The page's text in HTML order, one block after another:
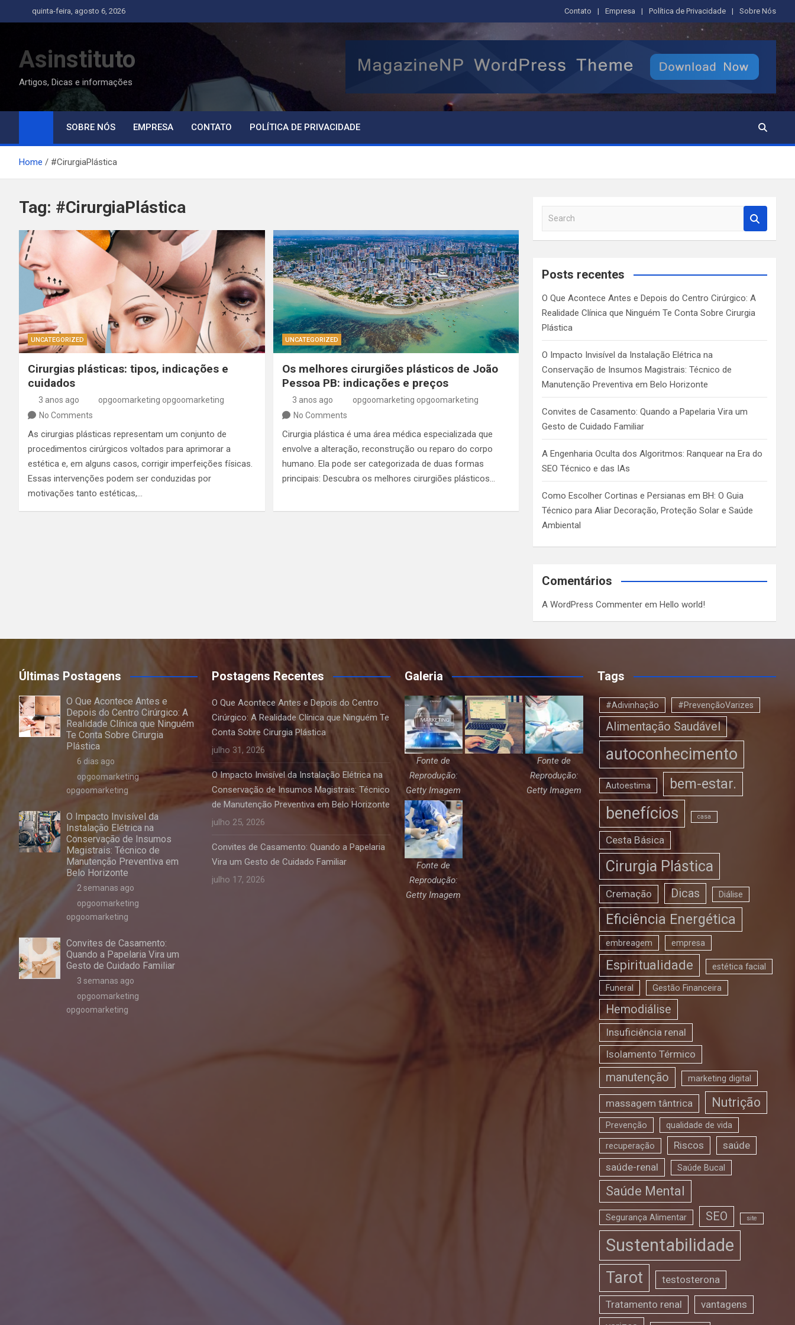
to
quinta-feira, agosto 6, 2026 Contato Empresa Política de Privacidade Sobre Nós
Asinstituto
Artigos, Dicas e informações
SOBRE NÓS EMPRESA CONTATO POLÍTICA DE PRIVACIDADE
Home #CirurgiaPlástica
Tag: #CirurgiaPlástica
UNCATEGORIZED
Cirurgias plásticas: tipos, indicações e
cuidados
3 anos ago
opgoomarketing opgoomarketing
No Comments
As cirurgias plásticas representam um conjunto de
procedimentos cirúrgicos voltados para aprimorar a
estética e, em alguns casos, corrigir imperfeições físicas.
Essas intervenções podem ser conduzidas por
motivações tanto estéticas,…
UNCATEGORIZED
Os melhores cirurgiões plásticos de João
Pessoa PB: indicações e preços
3 anos ago
opgoomarketing opgoomarketing
No Comments
Cirurgia plástica é uma área médica especializada que
envolve a alteração, reconstrução ou reparo do corpo
humano. Ela pode ser categorizada de duas formas
principais: Descubra os melhores cirurgiões plásticos…
a
c
Posts recentes
O Que Acontece Antes e Depois do Centro Cirúrgico: A
Realidade Clínica que Ninguém Te Conta Sobre Cirurgia
Plástica
O Impacto Invisível da Instalação Elétrica na
Conservação de Insumos Magistrais: Técnico de
Manutenção Preventiva em Belo Horizonte
Convites de Casamento: Quando a Papelaria Vira um
Gesto de Cuidado Familiar
A Engenharia Oculta dos Algoritmos: Ranquear na Era do
SEO Técnico e das IAs
Como Escolher Cortinas e Persianas em BH: O Guia
Técnico para Aliar Decoração, Proteção Solar e Saúde
Ambiental
Comentários
A WordPress Commenter emHello world!
Últimas Postagens
O Que Acontece Antes e
Depois do Centro Cirúrgico: A
Realidade Clínica que Ninguém
Te Conta Sobre Cirurgia
Plástica
6 dias ago
opgoomarketing
opgoomarketing
O Impacto Invisível da
Instalação Elétrica na
Conservação de Insumos
Magistrais: Técnico de
Manutenção Preventiva em
Belo Horizonte
2 semanas ago
opgoomarketing
opgoomarketing
Convites de Casamento:
Quando a Papelaria Vira um
Gesto de Cuidado Familiar
3 semanas ago
opgoomarketing
opgoomarketing
Postagens Recentes
O Que Acontece Antes e Depois do Centro
Cirúrgico: A Realidade Clínica que Ninguém Te
Conta Sobre Cirurgia Plástica
julho 31, 2026
O Impacto Invisível da Instalação Elétrica na
Conservação de Insumos Magistrais: Técnico
de Manutenção Preventiva em Belo Horizonte
julho 25, 2026
Convites de Casamento: Quando a Papelaria
Vira um Gesto de Cuidado Familiar
julho 17, 2026
Galeria
Fonte de
Reprodução:
Getty Imagem
Fonte de
Reprodução:
Getty Imagem
Fonte de
Reprodução:
Getty Imagem
Tags
#Adivinhação #PrevençãoVarizes
Alimentação Saudável
autoconhecimento
Autoestima bem-estar.
benefícios casa
Cesta Básica
Cirurgia Plástica
Cremação Dicas Diálise
Eficiência Energética
embreagem empresa
Espiritualidade estética facial
Funeral Gestão Financeira
Hemodiálise
Insuficiência renal
Isolamento Térmico
manutenção marketing digital
massagem tântrica Nutrição
Prevenção qualidade de vida
recuperação Riscos
saúde
saúde-renal
Saúde Bucal
Saúde Mental
Segurança Alimentar SEO site
Sustentabilidade
Tarot testosterona
Tratamento renal
vantagens